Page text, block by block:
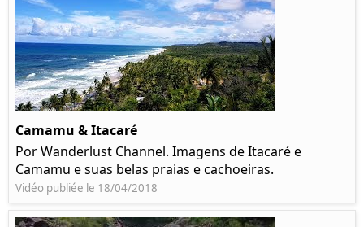
Camamu & Itacaré
Por Wanderlust Channel. Imagens de Itacaré e
Camamu e suas belas praias e cachoeiras.
Vidéo publiée le 18/04/2018